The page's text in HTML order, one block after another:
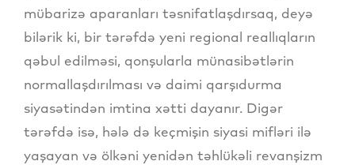
mübarizə aparanları təsnifatlaşdırsaq, deyə
bilərik ki, bir tərəfdə yeni regional reallıqların
qəbul edilməsi, qonşularla münasibətlərin
normallaşdırılması və daimi qarşıdurma
siyasətindən imtina xətti dayanır. Digər
tərəfdə isə, hələ də keçmişin siyasi mifləri ilə
yaşayan və ölkəni yenidən təhlükəli revanşizm